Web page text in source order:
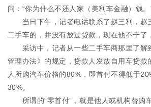
问：“你为什么不还人家（美利车金融）钱。
当日下午，记者电话联系了赵三利，赵
二手车的，并没有放过贷款，现在他不干了
采访中，记者从一些二手车商那里了解
管理办法》的规定，贷款人发放自用车贷款
人所购汽车价格的80%，即首付不得低于
30%。
所谓的“零首付”，就是他人或机构替购